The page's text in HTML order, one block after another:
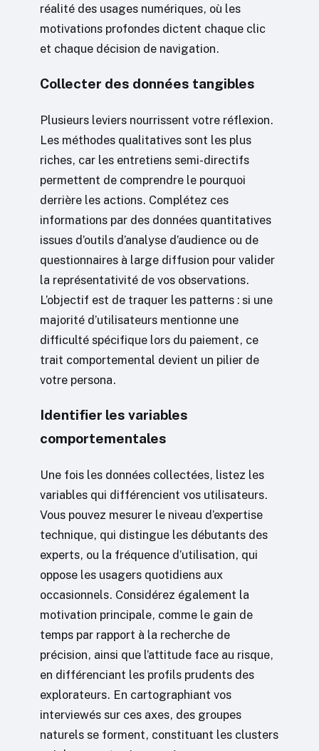
réalité des usages numériques, où les
motivations profondes dictent chaque clic
et chaque décision de navigation.
Collecter des données tangibles
Plusieurs leviers nourrissent votre réflexion.
Les méthodes qualitatives sont les plus
riches, car les entretiens semi-directifs
permettent de comprendre le pourquoi
derrière les actions. Complétez ces
informations par des données quantitatives
issues d’outils d’analyse d’audience ou de
questionnaires à large diffusion pour valider
la représentativité de vos observations.
L’objectif est de traquer les patterns : si une
majorité d’utilisateurs mentionne une
difficulté spécifique lors du paiement, ce
trait comportemental devient un pilier de
votre persona.
Identifier les variables
comportementales
Une fois les données collectées, listez les
variables qui différencient vos utilisateurs.
Vous pouvez mesurer le niveau d’expertise
technique, qui distingue les débutants des
experts, ou la fréquence d’utilisation, qui
oppose les usagers quotidiens aux
occasionnels. Considérez également la
motivation principale, comme le gain de
temps par rapport à la recherche de
précision, ainsi que l’attitude face au risque,
en différenciant les profils prudents des
explorateurs. En cartographiant vos
interviewés sur ces axes, des groupes
naturels se forment, constituant les clusters